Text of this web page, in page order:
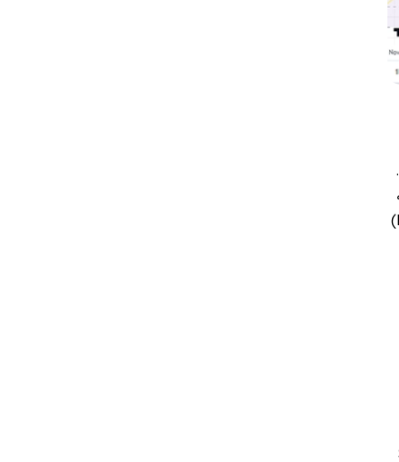
تکمیل پولبک به قیمت 0.00002 دلار و همچنین شکل‌گیری کندل‌ها پایین‌تر از خط آبی رنگ میانگین متحرک 20 روزه (EMA20)